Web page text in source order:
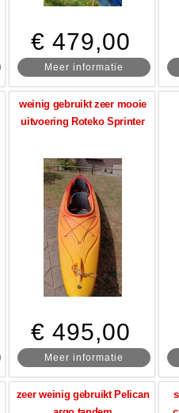
€ 479,00
Meer informatie
weinig gebruikt zeer mooie
uitvoering Roteko Sprinter
€ 495,00
Meer informatie
zeer weinig gebruikt Pelican